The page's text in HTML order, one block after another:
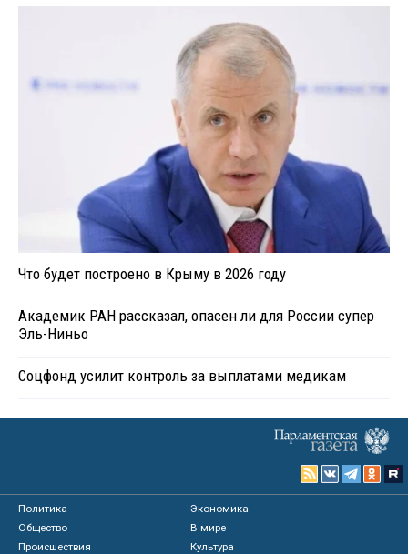
Что будет построено в Крыму в 2026 году
Академик РАН рассказал, опасен ли для России супер
Эль-Ниньо
Соцфонд усилит контроль за выплатами медикам
Политика
Экономика
Общество
В мире
Происшествия
Культура